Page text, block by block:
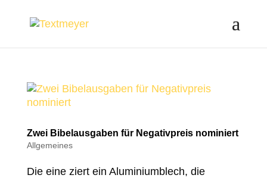
Zwei Bibelausgaben für Negativpreis nominiert
Allgemeines
Die eine ziert ein Aluminiumblech, die